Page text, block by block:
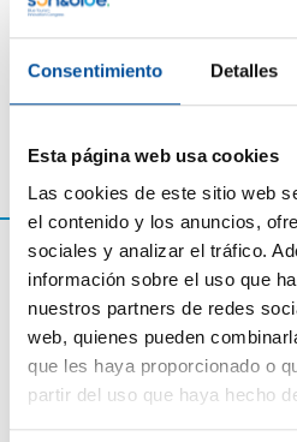
Consentimiento Detalles
Esta página web usa cookies
Las cookies de este sitio web
el contenido y los anuncios,
sociales y analizar el tráfico.
información sobre el uso que
nuestros partners de redes
web, quienes pueden
que les haya proporcionado o
partir del uso que haya hecho
numerosas publicaciones en
estrategia y políticas turísticas.